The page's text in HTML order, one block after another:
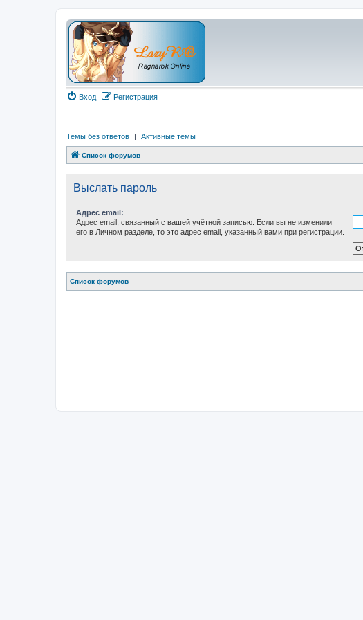
Вход Регистрация
Темы без ответов | Активные темы
Список форумов
Выслать пароль
Адрес email:
Адрес email, связанный с вашей учётной записью. Если вы не изменили
его в Личном разделе, то это адрес email, указанный вами при регистрации.
Список форумов